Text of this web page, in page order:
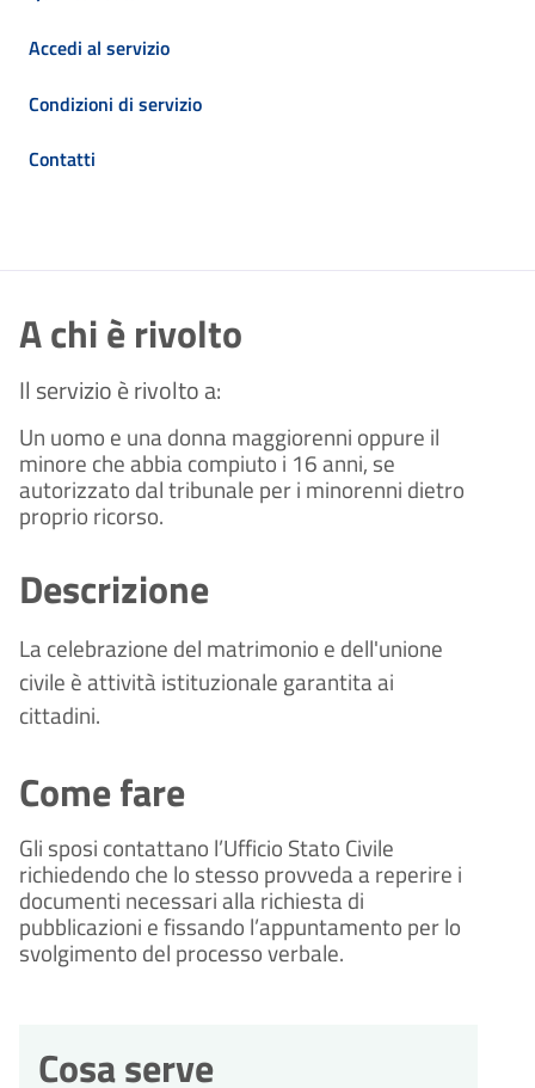
Accedi al servizio
Condizioni di servizio
Contatti
A chi è rivolto
Il servizio è rivolto a:
Un uomo e una donna maggiorenni oppure il
minore che abbia compiuto i 16 anni, se
autorizzato dal tribunale per i minorenni dietro
proprio ricorso.
Descrizione
La celebrazione del matrimonio e dell'unione
civile è attività istituzionale garantita ai
cittadini.
Come fare
Gli sposi contattano l’Ufficio Stato Civile
richiedendo che lo stesso provveda a reperire i
documenti necessari alla richiesta di
pubblicazioni e fissando l’appuntamento per lo
svolgimento del processo verbale.
Cosa serve